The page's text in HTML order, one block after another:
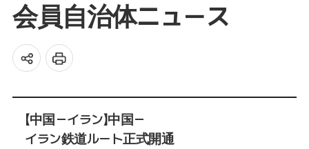
会員自治体ニュース
【中国－イラン】中国－
イラン鉄道ルート正式開通